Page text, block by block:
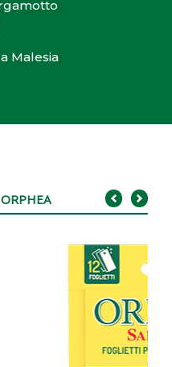
Malesia